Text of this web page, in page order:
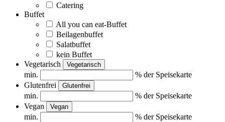
Catering
Buffet
All you can eat-Buffet
Beilagenbuffet
Salatbuffet
kein Buffet
Vegetarisch
Vegetarisch
min.
% der Speisekarte
Glutenfrei
Glutenfrei
min.
% der Speisekarte
Vegan
Vegan
min.
% der Speisekarte